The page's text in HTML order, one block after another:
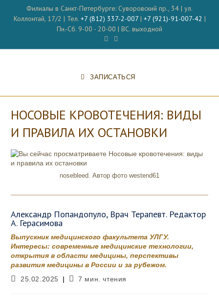
содержимому
Филиалы в Санкт-Петербурге: Суворовский пр., 34 | ул.
Коллонтай, 17/2 | Тел. +7 (812) 337-2-007| +7 (921)-91-007-42 |
Пн.-Сб. 9-00 - 20-00 | ВС. выходной
ЗАПИСАТЬСЯ
НОСОВЫЕ КРОВОТЕЧЕНИЯ: ВИДЫ
И ПРАВИЛА ИХ ОСТАНОВКИ
nosebleed. Автор фото westend61
Александр Попандопуло, Врач Терапевт. Редактор
А. Герасимова
Выпускник медицинского факультета УЛГУ.
Интересы: современные медицинские технологии,
открытия в области медицины, перспективы
развития медицины в России и за рубежом.
Запись
25.02.2025
Время
7 мин. чтения